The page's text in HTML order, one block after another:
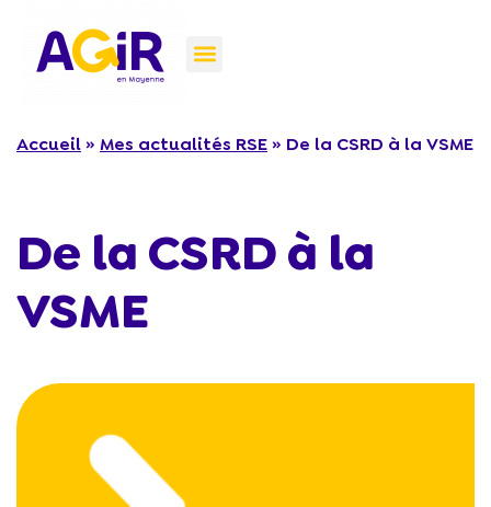
Accueil » Mes actualités RSE » De la CSRD à la VSME
De la CSRD à la
VSME